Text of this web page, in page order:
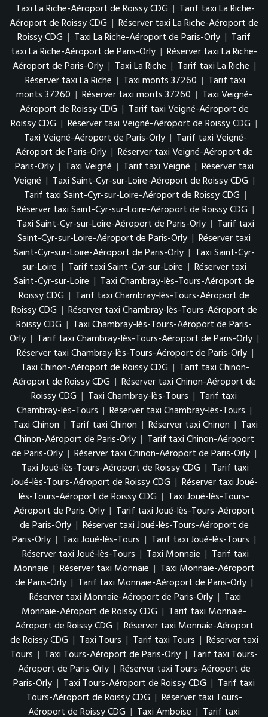
Taxi La Riche-Aéroport de Roissy CDG | Tarif taxi La Riche-
Aéroport de Roissy CDG | Réserver taxi La Riche-Aéroport de
Roissy CDG | Taxi La Riche-Aéroport de Paris-Orly | Tarif
taxi La Riche-Aéroport de Paris-Orly | Réserver taxi La Riche-
Aéroport de Paris-Orly | Taxi La Riche | Tarif taxi La Riche |
Réserver taxi La Riche | Taxi monts 37260 | Tarif taxi
monts 37260 | Réserver taxi monts 37260 | Taxi Veigné-
Aéroport de Roissy CDG | Tarif taxi Veigné-Aéroport de
Roissy CDG | Réserver taxi Veigné-Aéroport de Roissy CDG |
Taxi Veigné-Aéroport de Paris-Orly | Tarif taxi Veigné-
Aéroport de Paris-Orly | Réserver taxi Veigné-Aéroport de
Paris-Orly | Taxi Veigné | Tarif taxi Veigné | Réserver taxi
Veigné | Taxi Saint-Cyr-sur-Loire-Aéroport de Roissy CDG |
Tarif taxi Saint-Cyr-sur-Loire-Aéroport de Roissy CDG |
Réserver taxi Saint-Cyr-sur-Loire-Aéroport de Roissy CDG |
Taxi Saint-Cyr-sur-Loire-Aéroport de Paris-Orly | Tarif taxi
Saint-Cyr-sur-Loire-Aéroport de Paris-Orly | Réserver taxi
Saint-Cyr-sur-Loire-Aéroport de Paris-Orly | Taxi Saint-Cyr-
sur-Loire | Tarif taxi Saint-Cyr-sur-Loire | Réserver taxi
Saint-Cyr-sur-Loire | Taxi Chambray-lès-Tours-Aéroport de
Roissy CDG | Tarif taxi Chambray-lès-Tours-Aéroport de
Roissy CDG | Réserver taxi Chambray-lès-Tours-Aéroport de
Roissy CDG | Taxi Chambray-lès-Tours-Aéroport de Paris-
Orly | Tarif taxi Chambray-lès-Tours-Aéroport de Paris-Orly |
Réserver taxi Chambray-lès-Tours-Aéroport de Paris-Orly |
Taxi Chinon-Aéroport de Roissy CDG | Tarif taxi Chinon-
Aéroport de Roissy CDG | Réserver taxi Chinon-Aéroport de
Roissy CDG | Taxi Chambray-lès-Tours | Tarif taxi
Chambray-lès-Tours | Réserver taxi Chambray-lès-Tours |
Taxi Chinon | Tarif taxi Chinon | Réserver taxi Chinon | Taxi
Chinon-Aéroport de Paris-Orly | Tarif taxi Chinon-Aéroport
de Paris-Orly | Réserver taxi Chinon-Aéroport de Paris-Orly |
Taxi Joué-lès-Tours-Aéroport de Roissy CDG | Tarif taxi
Joué-lès-Tours-Aéroport de Roissy CDG | Réserver taxi Joué-
lès-Tours-Aéroport de Roissy CDG | Taxi Joué-lès-Tours-
Aéroport de Paris-Orly | Tarif taxi Joué-lès-Tours-Aéroport
de Paris-Orly | Réserver taxi Joué-lès-Tours-Aéroport de
Paris-Orly | Taxi Joué-lès-Tours | Tarif taxi Joué-lès-Tours |
Réserver taxi Joué-lès-Tours | Taxi Monnaie | Tarif taxi
Monnaie | Réserver taxi Monnaie | Taxi Monnaie-Aéroport
de Paris-Orly | Tarif taxi Monnaie-Aéroport de Paris-Orly |
Réserver taxi Monnaie-Aéroport de Paris-Orly | Taxi
Monnaie-Aéroport de Roissy CDG | Tarif taxi Monnaie-
Aéroport de Roissy CDG | Réserver taxi Monnaie-Aéroport
de Roissy CDG | Taxi Tours | Tarif taxi Tours | Réserver taxi
Tours | Taxi Tours-Aéroport de Paris-Orly | Tarif taxi Tours-
Aéroport de Paris-Orly | Réserver taxi Tours-Aéroport de
Paris-Orly | Taxi Tours-Aéroport de Roissy CDG | Tarif taxi
Tours-Aéroport de Roissy CDG | Réserver taxi Tours-
Aéroport de Roissy CDG | Taxi Amboise | Tarif taxi